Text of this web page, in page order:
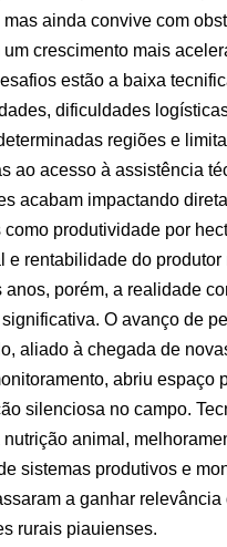
ainda convive com
crescimento mais
estão a baixa
dificuldades
regiões e
ao acesso à assistência
acabam impactando
como produtividade por
e rentabilidade do produtor
anos, porém, a realidade
O avanço de
aliado à chegada de
abriu espaço
silenciosa no campo.
animal,
sistemas produtivos e
a ganhar relevância
rurais piauienses.